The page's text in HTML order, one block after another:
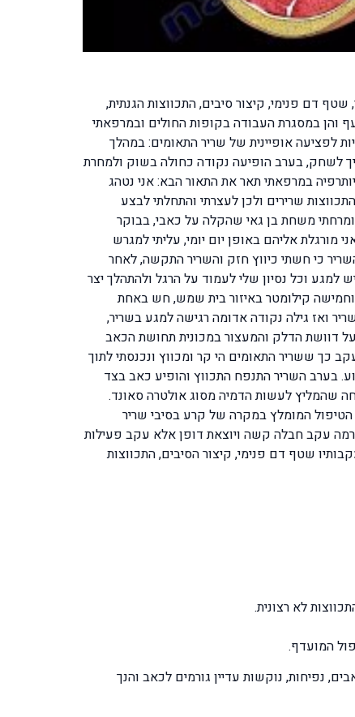
דם פנימי, קיצור סיבים, התכווצות הגנתית,
בקבוצות הכדורסל והכדור עף והן במסגרת העבודה בקופות החולים ובמרפאתי
לפציעה אופיינית של שריר התאומים: במהלך
לשחק, בערב הופיעה נקודה כחולה בשוק ולמחרת
במרפאתי תאר את התאור הבא: אני נטהג
שרירים ולכן לעצרתי והתחלתי לבצע
משחת בן גאי שהקלה על כאבי, בבוקר
אליהם באופן יום יומי, עליתי למגרש
כי חשתי כיווץ חזק והשריר התקשה, לאחר
וכל נסיון שלי לעמוד על הרגל ולהתהלך יצר
וחמישה קילומטר באיזור בית שמש, חש באחת
ואז גילה נקודה אדומה רגישה למגע בשריר,
דוושת הדלק והמעצור במכונית תחושת הכאב
כך ששריר התאומים הי קר ומכווץ ונכנסתי לתוך
בערב השריר התנפח התכווץ והופיע כאב בצד
המשפחה שהמליץ לעשות הדמיה מסוג אולטרה סאונד.
המומלץ במקרה של קרע בסיבי שריר
עקב חבלה קשה ויוצאת דופן אלא עקב פעילות
שטף דם פנימי, קיצור הסיבים, התכווצות
לא רצונית.
המועדף.
נפיחות, נוקשות עדיין גורמים לכאב והנך